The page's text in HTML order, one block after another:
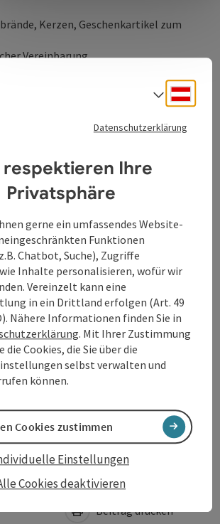
Kerzen, Geschenkartikel zum
Vereinbarung
Beitrag drucken
Datenschutzerklärung
Ihre
Privatsphäre
gerne ein umfassendes Website-
Funktionen
Chatbot, Suche), Zugriffe
Inhalte personalisieren, wofür wir
Vereinzelt kann eine
in ein Drittland erfolgen (Art. 49
Nähere Informationen finden Sie in
. Mit Ihrer Zustimmung
die Cookies, die Sie über die
selbst verwalten und
können.
Cookies deaktivieren
Einstellungen
Cookies zustimmen